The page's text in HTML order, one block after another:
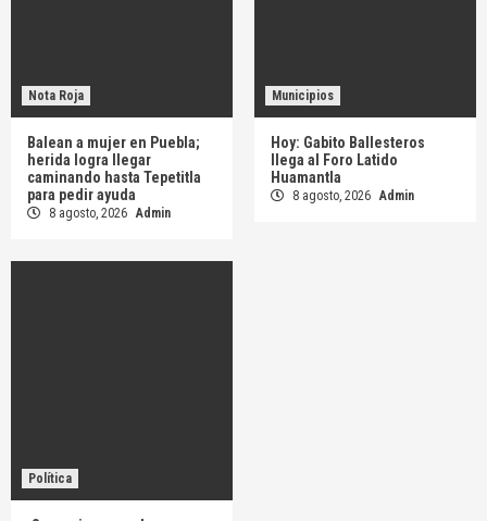
Nota Roja
Balean a mujer en Puebla;
herida logra llegar
caminando hasta Tepetitla
para pedir ayuda
8 agosto, 2026 Admin
Municipios
Hoy: Gabito Ballesteros
llega al Foro Latido
Huamantla
8 agosto, 2026 Admin
Política